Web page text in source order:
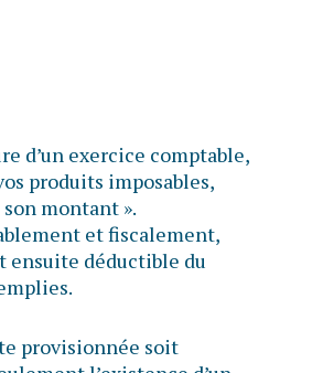
d’un exercice comptable,
produits imposables,
montant ».
et fiscalement,
déductible du
provisionnée soit